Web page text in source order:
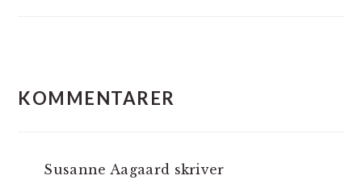
KOMMENTARER
Susanne Aagaard skriver